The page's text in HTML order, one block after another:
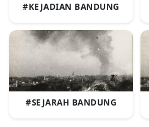
#KEJADIAN BANDUNG
#SEJARAH BANDUNG